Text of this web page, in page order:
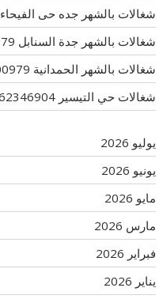
شغالات بالشهر جده حى الفيحاء 0577265649
شغالات بالشهر جدة السنابل 0571400979
شغالات بالشهر الحمدانية 0571400979
شغالات حي التيسير 0562346904
يوليو 2026
يونيو 2026
مايو 2026
مارس 2026
فبراير 2026
يناير 2026